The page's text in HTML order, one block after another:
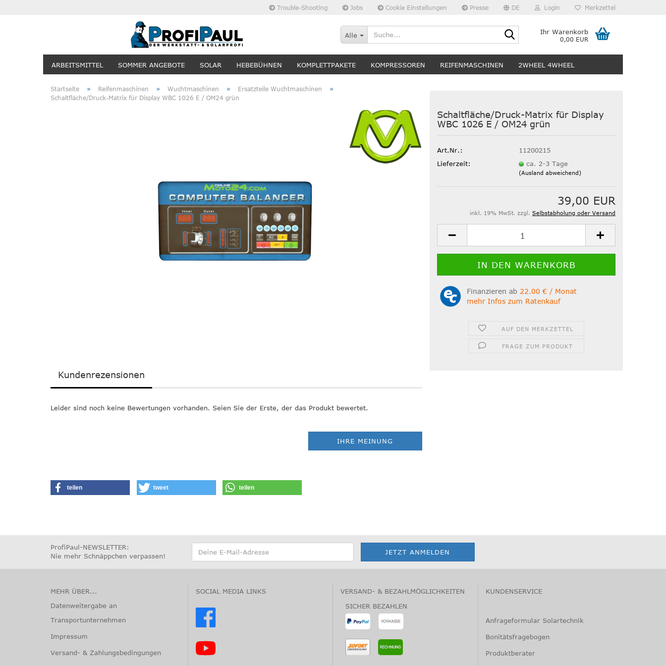
Trouble-Shooting Jobs Cookie Einstellungen Presse DE Login Merkzettel
Alle
Suche...Ihr Warenkorb
0,00 EUR
ARBEITSMITTEL SOMMER ANGEBOTE SOLAR HEBEBÜHNEN KOMPLETTPAKETE KOMPRESSOREN REIFENMASCHINEN 2WHEEL 4WHEEL
Startseite » Reifenmaschinen » Wuchtmaschinen » Ersatzteile Wuchtmaschinen »
Schaltfläche/Druck-Matrix für Display WBC 1026 E / OM24 grün
Schaltfläche/Druck-Matrix für Display
WBC 1026 E / OM24 grün
Art.Nr.:
11200215
Lieferzeit:
ca. 2-3 Tage
(Ausland abweichend)
39,00 EUR
inkl. 19% MwSt. zzgl. Selbstabholung oder Versand
Finanzieren ab 22.00 € / Monat
mehr Infos zum Ratenkauf
AUF DEN MERKZETTEL
FRAGE ZUM PRODUKT
Kundenrezensionen
Leider sind noch keine Bewertungen vorhanden. Seien Sie der Erste, der das Produkt bewertet.
IHRE MEINUNG
teilen tweet teilen
ProfiPaul-NEWSLETTER:
Nie mehr Schnäppchen verpassen!
MEHR ÜBER...
Datenweitergabe an
Transportunternehmen
Impressum
Versand- & Zahlungsbedingungen
SOCIAL MEDIA LINKS
VERSAND- & BEZAHLMÖGLICHKEITEN
SICHER BEZAHLEN
KUNDENSERVICE
Anfrageformular Solartechnik
Bonitätsfragebogen
Produktberater